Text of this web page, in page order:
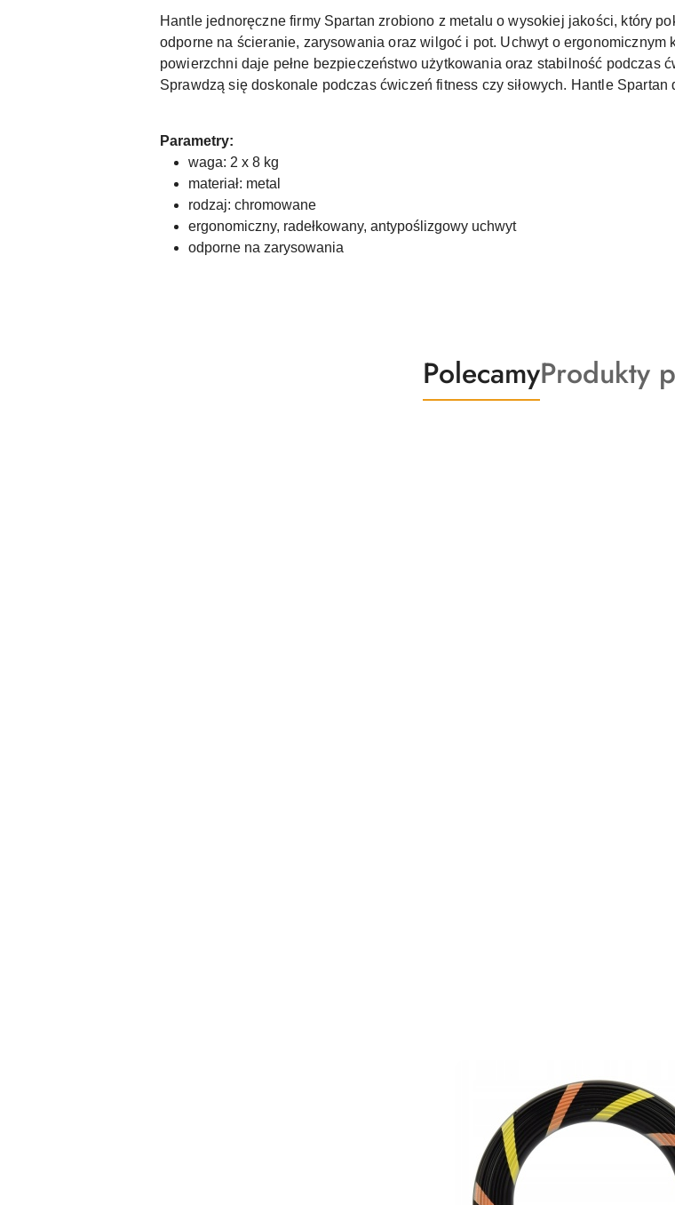
Hantle jednoręczne firmy Spartan zrobiono z metalu o wysokiej jakości, który
odporne na ścieranie, zarysowania oraz wilgoć i pot. Uchwyt o ergonomicznym
powierzchni daje pełne bezpieczeństwo użytkowania oraz stabilność podczas
Sprawdzą się doskonale podczas ćwiczeń fitness czy siłowych. Hantle
Parametry:
waga: 2 x 8 kg
materiał: metal
rodzaj: chromowane
ergonomiczny, radełkowany, antypoślizgowy uchwyt
odporne na zarysowania
Produkty
o
PolecamyProdukty
o
Produkty